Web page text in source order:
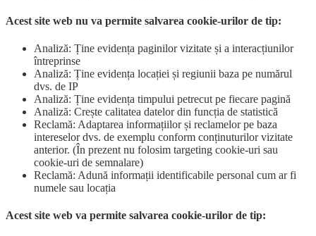
Acest site web nu va permite salvarea cookie-urilor de tip:
Analiză: Ține evidența paginilor vizitate și a interacțiunilor
întreprinse
Analiză: Ține evidența locației și regiunii baza pe numărul
dvs. de IP
Analiză: Ține evidența timpului petrecut pe fiecare pagină
Analiză: Crește calitatea datelor din funcția de statistică
Reclamă: Adaptarea informațiilor și reclamelor pe baza
intereselor dvs. de exemplu conform conținuturilor vizitate
anterior. (În prezent nu folosim targeting cookie-uri sau
cookie-uri de semnalare)
Reclamă: Adună informații identificabile personal cum ar fi
numele sau locația
Acest site web va permite salvarea cookie-urilor de tip: